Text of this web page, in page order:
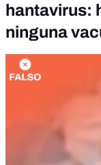
hantavirus:
ninguna